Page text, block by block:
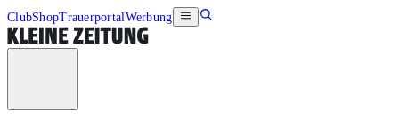
ClubShopTrauerportalWerbung